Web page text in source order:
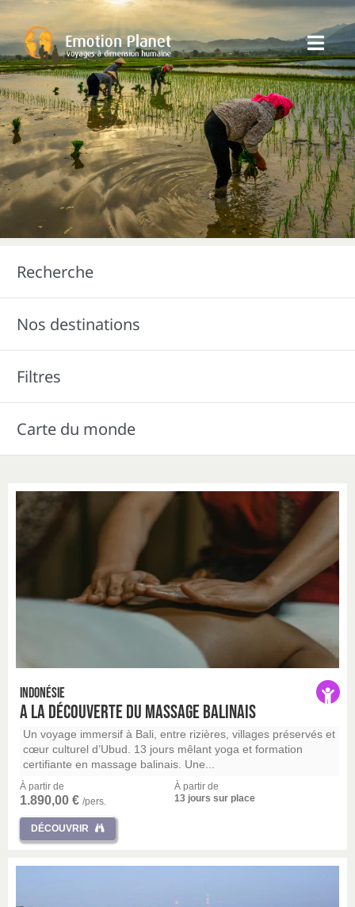
Passer
au
contenu
Nos Voyages
Emotion Planet
Vous
Recherche
Nos destinations
Filtres
Carte du monde
Indonésie
A la découverte du massage balinais
Un voyage immersif à Bali, entre rizières, villages préservés et
cœur culturel d’Ubud. 13 jours mêlant yoga et formation
certifiante en massage balinais. Une...
À partir de
1.890,00 € /pers.
À partir de
13 jours sur place
DÉCOUVRIR